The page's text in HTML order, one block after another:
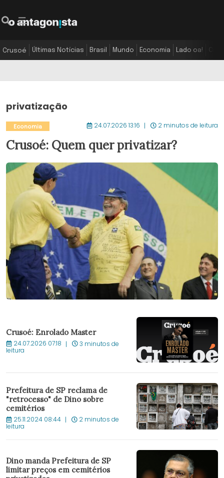
Crusoé Últimas Notícias Brasil Mundo Economia Lado oa!
privatização
Economia 24.07.2026 13:16 2 minutos de leitura
Crusoé: Quem quer privatizar?
Crusoé: Enrolado Master
24.07.2026 07:18 3 minutos de
leitura
Prefeitura de SP reclama de
"retrocesso" de Dino sobre
cemitérios
25.11.2024 08:44 2 minutos de
leitura
Dino manda Prefeitura de SP
limitar preços em cemitérios